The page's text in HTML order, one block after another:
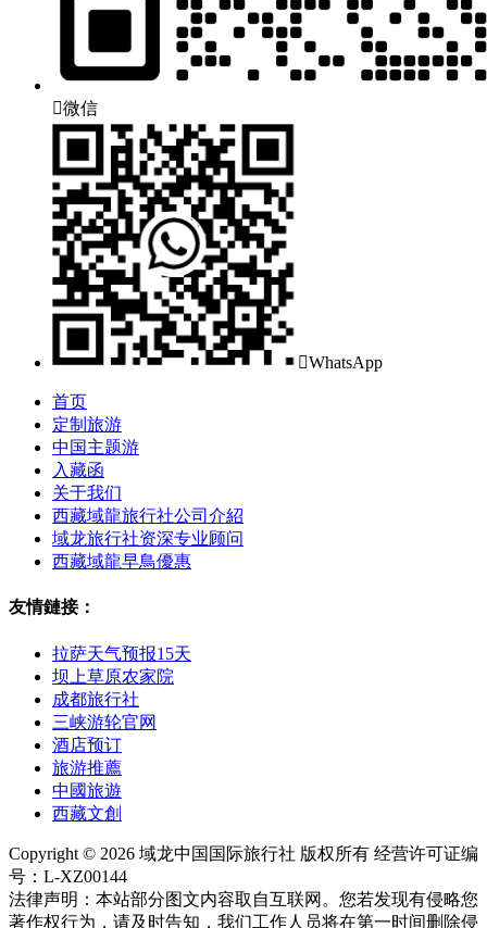
微信
WhatsApp
首页
定制旅游
中国主题游
入藏函
关于我们
西藏域龍旅行社公司介紹
域龙旅行社资深专业顾问
西藏域龍早鳥優惠
友情鏈接：
拉萨天气预报15天
坝上草原农家院
成都旅行社
三峡游轮官网
酒店预订
旅游推薦
中國旅遊
西藏文創
Copyright © 2026 域龙中国国际旅行社 版权所有 经营许可证编
号：L-XZ00144
法律声明：本站部分图文内容取自互联网。您若发现有侵略您
著作权行为，请及时告知，我们工作人员将在第一时间删除侵